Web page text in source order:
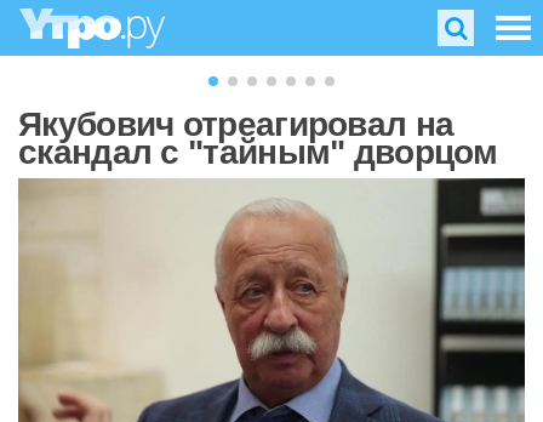
Якубович отреагировал на
скандал с "тайным" дворцом